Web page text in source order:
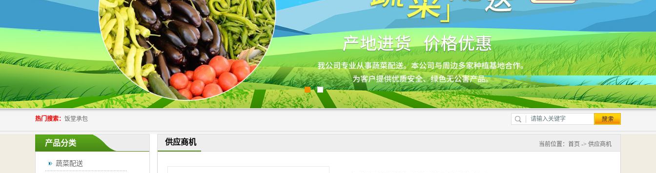
热门搜索： 饭堂承包
产品分类
蔬菜配送
供应商机 当前位置： 首页 -> 供应商机